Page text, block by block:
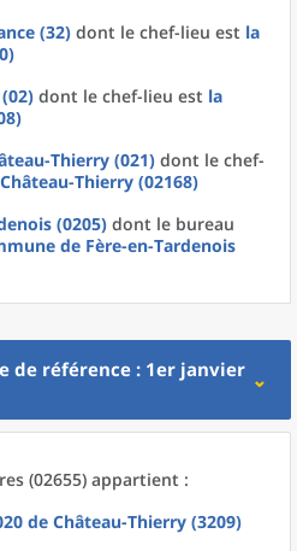
(32) dont le chef-lieu est la
dont le chef-lieu est la
Thierry (021) dont le chef-
Château-Thierry (02168)
(0205) dont le bureau
de Fère-en-Tardenois
de référence : 1er janvier
(02655) appartient :
de Château-Thierry (3209)